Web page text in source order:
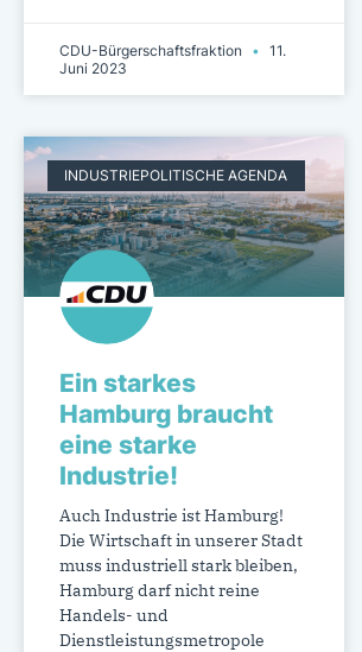
CDU-Bürgerschaftsfraktion
11.
Juni 2023
INDUSTRIEPOLITISCHE AGENDA
Ein starkes
Hamburg braucht
eine starke
Industrie!
Auch Industrie ist Hamburg!
Die Wirtschaft in unserer Stadt
muss industriell stark bleiben,
Hamburg darf nicht reine
Handels- und
Dienstleistungsmetropole